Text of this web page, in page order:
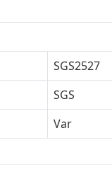
SGS2527
SGS
Var